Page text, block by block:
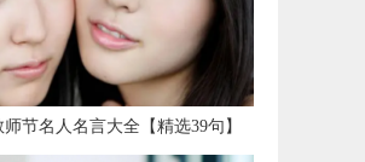
节名人名言大全【精选39句】